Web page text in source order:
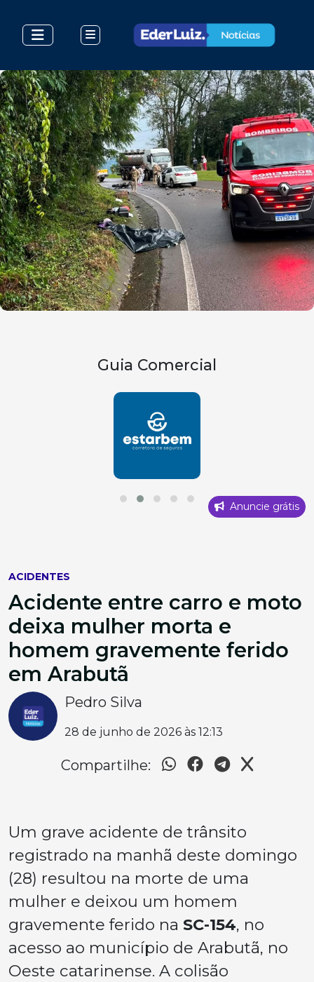
Guia Comercial
Anuncie grátis
ACIDENTES
Acidente entre carro e moto
deixa mulher morta e
homem gravemente ferido
em Arabutã
Pedro Silva
28 de junho de 2026 às 12:13
Compartilhe:
Um grave acidente de trânsito
registrado na manhã deste domingo
(28) resultou na morte de uma
mulher e deixou um homem
gravemente ferido na SC-154, no
acesso ao município de Arabutã, no
Oeste catarinense. A colisão